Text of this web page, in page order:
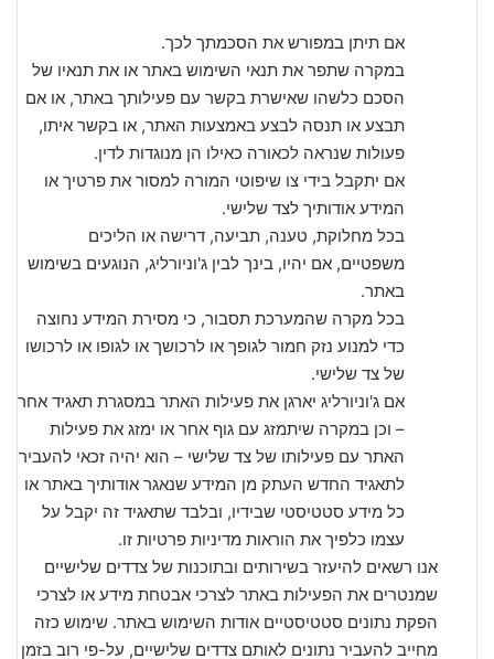
אם תיתן במפורש את הסכמתך לכך.
במקרה שתפר את תנאי השימוש באתר או את תנאיו של
הסכם כלשהו שאישרת בקשר עם פעילותך באתר, או אם
תבצע או תנסה לבצע באמצעות האתר, או בקשר איתו,
פעולות שנראה לכאורה כאילו הן מנוגדות לדין.
אם יתקבל בידי צו שיפוטי המורה למסור את פרטיך או
המידע אודותיך לצד שלישי.
בכל מחלוקת, טענה, תביעה, דרישה או הליכים
משפטיים, אם יהיו, בינך לבין ג'וניורליג, הנוגעים בשימוש
באתר.
בכל מקרה שהמערכת תסבור, כי מסירת המידע נחוצה
כדי למנוע נזק חמור לגופך או לרכושך או לגופו או לרכושו
של צד שלישי.
אם ג'וניורליג יארגן את פעילות האתר במסגרת תאגיד אחר
– וכן במקרה שיתמזג עם גוף אחר או ימזג את פעילות
האתר עם פעילותו של צד שלישי – הוא יהיה זכאי להעביר
לתאגיד החדש העתק מן המידע שנאגר אודותיך באתר או
כל מידע סטטיסטי שבידיו, ובלבד שתאגיד זה יקבל על
עצמו כלפיך את הוראות מדיניות פרטיות זו.
אנו רשאים להיעזר בשירותים ובתוכנות של צדדים שלישיים
שמנטרים את הפעילות באתר לצרכי אבטחת מידע או לצרכי
הפקת נתונים סטטיסטיים אודות השימוש באתר. שימוש כזה
מחייב להעביר נתונים לאותם צדדים שלישיים, על-פי רוב בזמן